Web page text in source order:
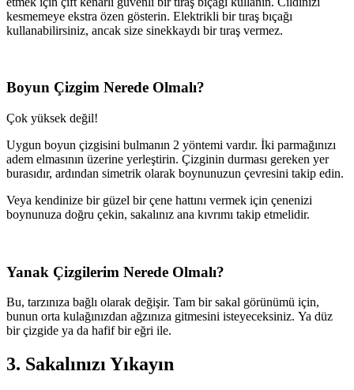
kesmemeye ekstra özen gösterin. Elektrikli bir tıraş bıçağı
kullanabilirsiniz, ancak size sinekkaydı bir tıraş vermez.
Boyun Çizgim Nerede Olmalı?
Çok yüksek değil!
Uygun boyun çizgisini bulmanın 2 yöntemi vardır. İki parmağınızı
adem elmasının üzerine yerleştirin. Çizginin durması gereken yer
burasıdır, ardından simetrik olarak boynunuzun çevresini takip edin.
Veya kendinize bir güzel bir çene hattını vermek için çenenizi
boynunuza doğru çekin, sakalınız ana kıvrımı takip etmelidir.
Yanak Çizgilerim Nerede Olmalı?
Bu, tarzınıza bağlı olarak değişir. Tam bir sakal görünümü için,
bunun orta kulağınızdan ağzınıza gitmesini isteyeceksiniz. Ya düz
bir çizgide ya da hafif bir eğri ile.
3. Sakalınızı Yıkayın